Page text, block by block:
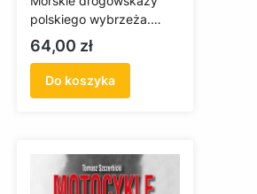
polskiego wybrzeża.
Wydanie II. Marine
Signposts of the Polish
Coast
Cena
64,00 zł
Do koszyka